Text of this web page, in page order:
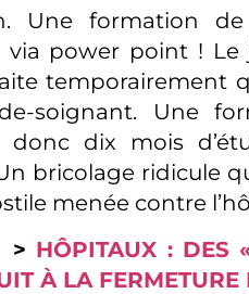
Une formation
power point ! Le
temporairement
soignant. Une
donc dix mois
bricolage ridicule
menée contre
> HÔPITAUX : DES
À LA